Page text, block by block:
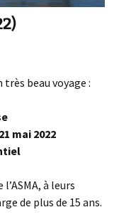
très beau voyage :
mai 2022
à leurs
de plus de 15 ans.